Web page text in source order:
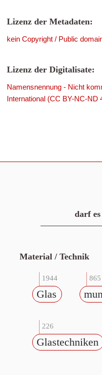
Lizenz der Metadaten:
kein Copyright / Public
Lizenz der Digitalisate:
Namensnennung - Nicht
International (CC BY-NC-ND
darf
Material / Technik
1944
Glas
865
226
Glastechniken